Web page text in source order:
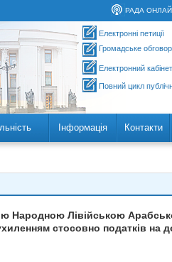
РАДА
Електронні петиції
Громадське
Електронний
Повний цикл
Інформація Контакти
Народною Лівійською
стосовно податків на